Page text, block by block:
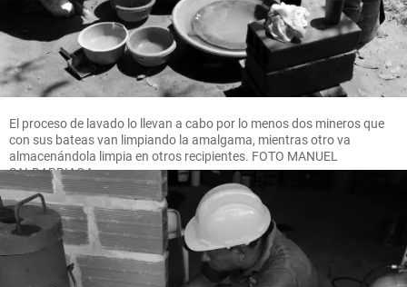
El proceso de lavado lo llevan a cabo por lo menos dos mineros que
con sus bateas van limpiando la amalgama, mientras otro va
almacenándola limpia en otros recipientes. FOTO MANUEL
SALDARRIAGA